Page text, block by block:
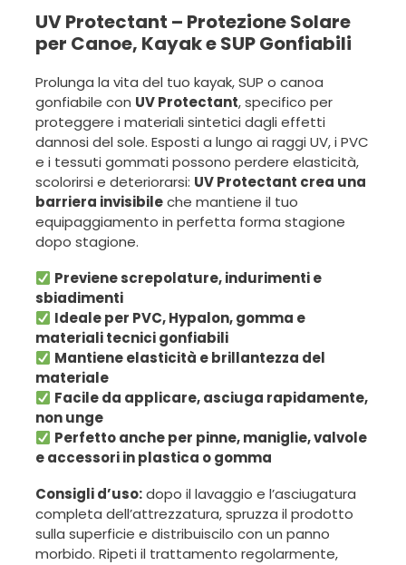
UV Protectant – Protezione Solare
per Canoe, Kayak e SUP Gonfiabili
Prolunga la vita del tuo kayak, SUP o canoa
gonfiabile con UV Protectant, specifico per
proteggere i materiali sintetici dagli effetti
dannosi del sole. Esposti a lungo ai raggi UV, i PVC
e i tessuti gommati possono perdere elasticità,
scolorirsi e deteriorarsi: UV Protectant crea una
barriera invisibileche mantiene il tuo
equipaggiamento in perfetta forma stagione
dopo stagione.
Previene screpolature, indurimenti e
sbiadimenti
Ideale per PVC, Hypalon, gomma e
materiali tecnici gonfiabili
Mantiene elasticità e brillantezza del
materiale
Facile da applicare, asciuga rapidamente,
non unge
Perfetto anche per pinne, maniglie, valvole
e accessori in plastica o gomma
Consigli d’uso:dopo il lavaggio e l’asciugatura
completa dell’attrezzatura, spruzza il prodotto
sulla superficie e distribuiscilo con un panno
morbido. Ripeti il trattamento regolarmente,